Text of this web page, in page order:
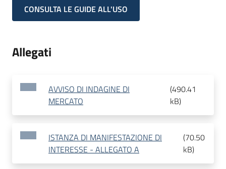
CONSULTA LE GUIDE ALL'USO
Allegati
AVVISO DI INDAGINE DI
MERCATO
(490.41
kB)
ISTANZA DI MANIFESTAZIONE DI
INTERESSE - ALLEGATO A
(70.50
kB)